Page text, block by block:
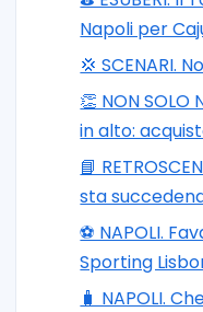
Napoli per
💢 SCENARI.
👏 NON
in alto:
📘
sta
⚽️ NAPOLI.
Sporting
🧳 NAPOLI.